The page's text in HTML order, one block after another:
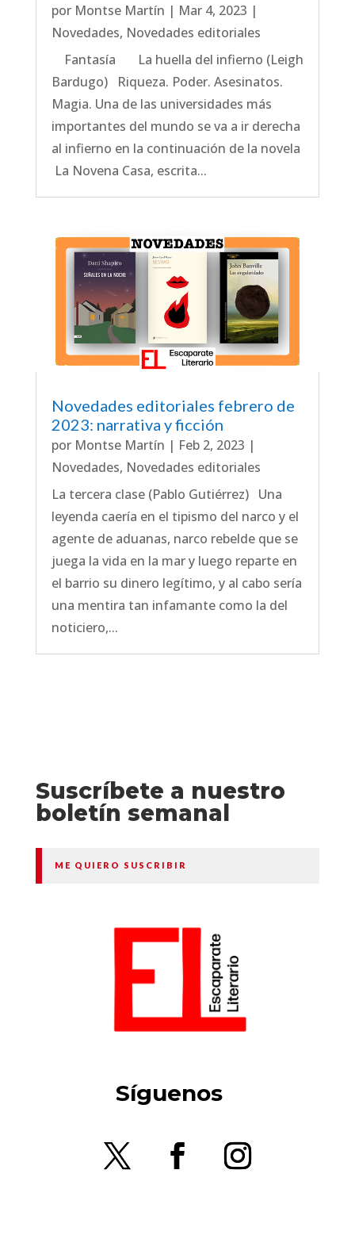
por Montse Martín | Mar 4, 2023 |
Novedades, Novedades editoriales
Fantasía La huella del infierno (Leigh
Bardugo) Riqueza. Poder. Asesinatos.
Magia. Una de las universidades más
importantes del mundo se va a ir derecha
al infierno en la continuación de la novela
La Novena Casa, escrita...
Novedades editoriales febrero de
2023: narrativa y ficción
por Montse Martín | Feb 2, 2023 |
Novedades, Novedades editoriales
La tercera clase (Pablo Gutiérrez) Una
leyenda caería en el tipismo del narco y el
agente de aduanas, narco rebelde que se
juega la vida en la mar y luego reparte en
el barrio su dinero legítimo, y al cabo sería
una mentira tan infamante como la del
noticiero,...
Suscríbete a nuestro
boletín semanal
ME QUIERO SUSCRIBIR
Síguenos